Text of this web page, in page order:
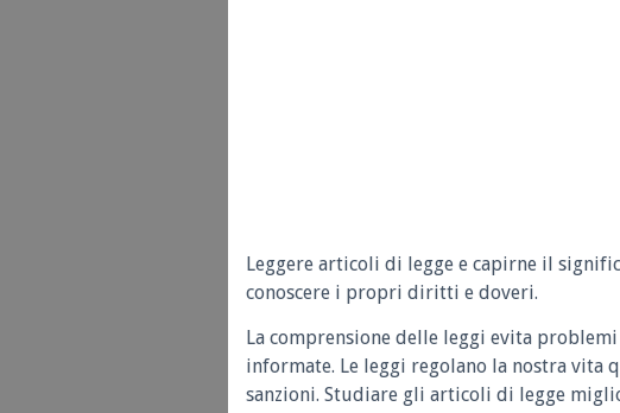
Leggere articoli di legge e capirne il
conoscere i propri diritti e doveri.
La comprensione delle leggi evita
informate. Le leggi regolano la nostra vita
sanzioni. Studiare gli articoli di legge